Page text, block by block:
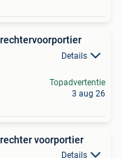
Details
Topadvertentie
3 aug 26
voorportier
Details